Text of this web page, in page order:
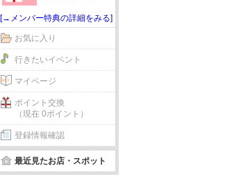
[→メンバー特典の詳細をみる]
お気に入り
行きたいイベント
マイページ
ポイント交換
（現在 0ポイント）
登録情報確認
最近見たお店・スポット